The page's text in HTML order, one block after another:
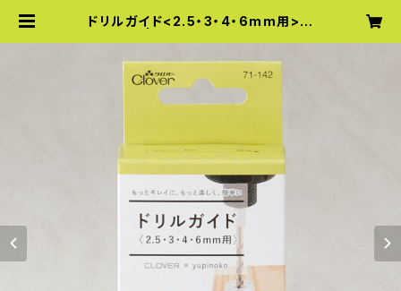
ドリルガイド<2.5・3・4・6mm用>